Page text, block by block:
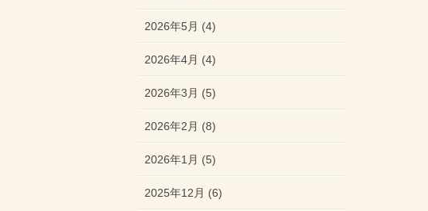
2026年5月 (4)
2026年4月 (4)
2026年3月 (5)
2026年2月 (8)
2026年1月 (5)
2025年12月 (6)